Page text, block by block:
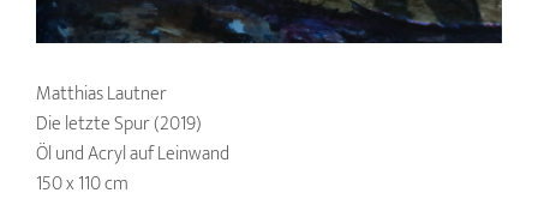
Matthias Lautner
Die letzte Spur (2019)
Öl und Acryl auf Leinwand
150 x 110 cm